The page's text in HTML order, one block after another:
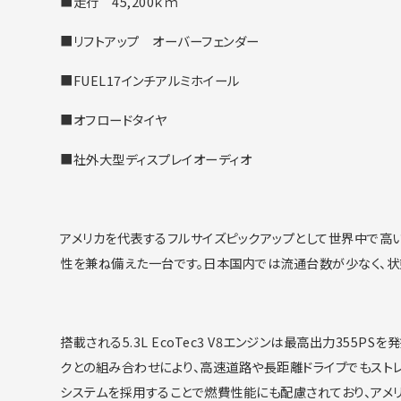
■リフトアップ オーバーフェンダー
■FUEL17インチアルミホイール
■オフロードタイヤ
■社外大型ディスプレイオーディオ
アメリカを代表するフルサイズピックアップとして世界中で高
性を兼ね備えた一台です。日本国内では流通台数が少なく、
搭載される5.3L EcoTec3 V8エンジンは最高出力355PSを発
クとの組み合わせにより、高速道路や長距離ドライブでもス
システムを採用することで燃費性能にも配慮されており、アメ